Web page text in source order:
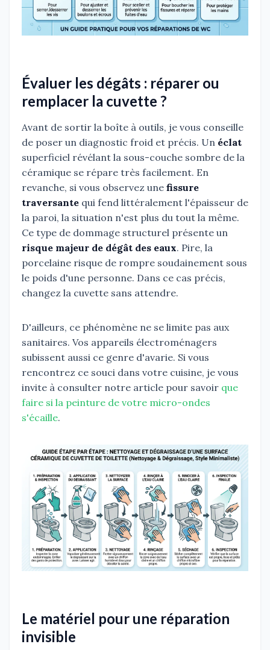
Évaluer les dégâts : réparer ou
remplacer la cuvette ?
Avant de sortir la boîte à outils, je vous conseille
de poser un diagnostic froid et précis. Un éclat
superficiel révélant la sous-couche sombre de la
céramique se répare très facilement. En
revanche, si vous observez une fissure
traversante qui fend littéralement l'épaisseur de
la paroi, la situation n'est plus du tout la même.
Ce type de dommage structurel présente un
risque majeur de dégât des eaux. Pire, la
porcelaine risque de rompre soudainement sous
le poids d'une personne. Dans ce cas précis,
changez la cuvette sans attendre.
D'ailleurs, ce phénomène ne se limite pas aux
sanitaires. Vos appareils électroménagers
subissent aussi ce genre d'avarie. Si vous
rencontrez ce souci dans votre cuisine, je vous
invite à consulter notre article pour savoir que
faire si la peinture de votre micro-ondes
s'écaille.
Le matériel pour une réparation
invisible